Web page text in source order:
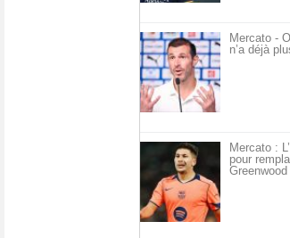
Mercato -
n’a déjà
Mercato :
pour
Greenwood